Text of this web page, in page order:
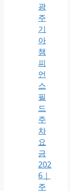
광
주
기
아
챔
피
언
스
필
드
주
차
요
금
202
6｜
주